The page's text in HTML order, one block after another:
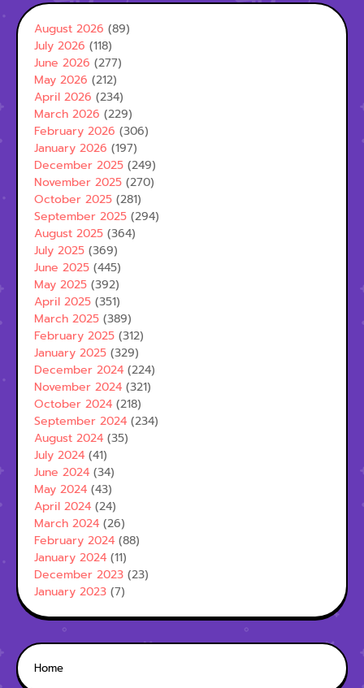
August 2026 (89)
July 2026 (118)
June 2026 (277)
May 2026 (212)
April 2026 (234)
March 2026 (229)
February 2026 (306)
January 2026 (197)
December 2025 (249)
November 2025 (270)
October 2025 (281)
September 2025 (294)
August 2025 (364)
July 2025 (369)
June 2025 (445)
May 2025 (392)
April 2025 (351)
March 2025 (389)
February 2025 (312)
January 2025 (329)
December 2024 (224)
November 2024 (321)
October 2024 (218)
September 2024 (234)
August 2024 (35)
July 2024 (41)
June 2024 (34)
May 2024 (43)
April 2024 (24)
March 2024 (26)
February 2024 (88)
January 2024 (11)
December 2023 (23)
January 2023 (7)
Home